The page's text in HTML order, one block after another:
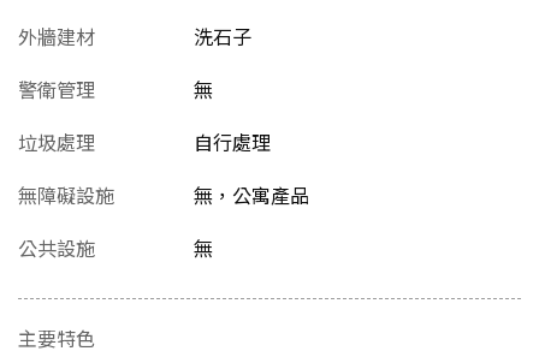
外牆建材
洗石子
警衛管理
無
垃圾處理
自行處理
無障礙設施
無，公寓產品
公共設施
無
主要特色